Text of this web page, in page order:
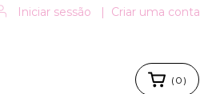
Iniciar sessão | Criar uma conta
( 0 )